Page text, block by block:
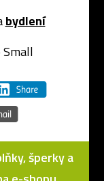
bydlení
šperky a